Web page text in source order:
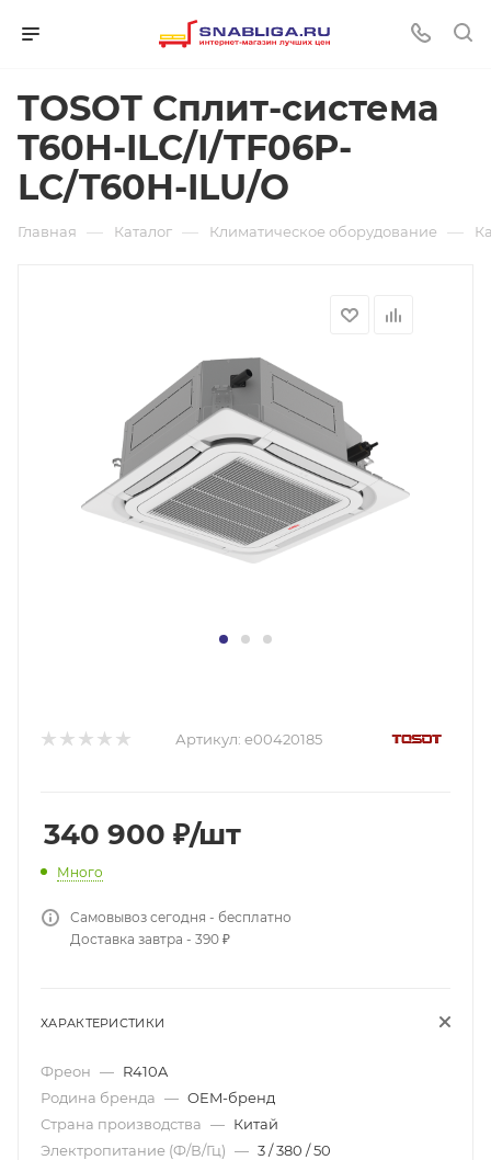
TOSOT Сплит-система
T60H-ILC/I/TF06P-
LC/T60H-ILU/O
Главная — Каталог — Климатическое оборудование —
Артикул: e00420185
340 900 ₽/шт
Много
Самовывоз сегодня - бесплатно
Доставка завтра - 390 ₽
ХАРАКТЕРИСТИКИ
Фреон — R410A
Родина бренда — OEM-бренд
Страна производства — Китай
Электропитание (Ф/В/Гц) — 3 / 380 / 50